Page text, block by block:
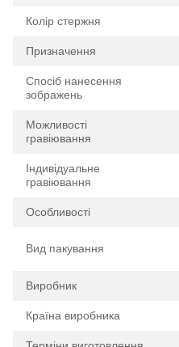
Колір стержня
Призначення
Спосіб нанесення
зображень
Можливості
гравіювання
Індивідуальне
гравіювання
Особливості
Вид пакування
Виробник
Країна виробника